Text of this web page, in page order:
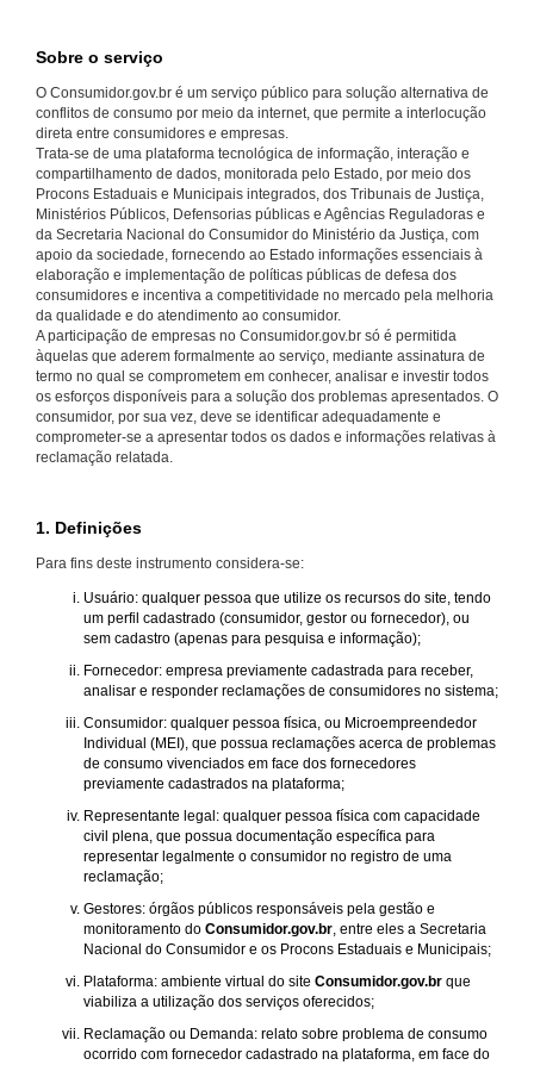
Sobre o serviço
O Consumidor.gov.br é um serviço público para solução alternativa de
conflitos de consumo por meio da internet, que permite a interlocução
direta entre consumidores e empresas.
Trata-se de uma plataforma tecnológica de informação, interação e
compartilhamento de dados, monitorada pelo Estado, por meio dos
Procons Estaduais e Municipais integrados, dos Tribunais de Justiça,
Ministérios Públicos, Defensorias públicas e Agências Reguladoras e
da Secretaria Nacional do Consumidor do Ministério da Justiça, com
apoio da sociedade, fornecendo ao Estado informações essenciais à
elaboração e implementação de políticas públicas de defesa dos
consumidores e incentiva a competitividade no mercado pela melhoria
da qualidade e do atendimento ao consumidor.
A participação de empresas no Consumidor.gov.br só é permitida
àquelas que aderem formalmente ao serviço, mediante assinatura de
termo no qual se comprometem em conhecer, analisar e investir todos
os esforços disponíveis para a solução dos problemas apresentados. O
consumidor, por sua vez, deve se identificar adequadamente e
comprometer-se a apresentar todos os dados e informações relativas à
reclamação relatada.
1. Definições
Para fins deste instrumento considera-se:
Usuário: qualquer pessoa que utilize os recursos do site, tendo
um perfil cadastrado (consumidor, gestor ou fornecedor), ou
sem cadastro (apenas para pesquisa e informação);
Fornecedor: empresa previamente cadastrada para receber,
analisar e responder reclamações de consumidores no sistema;
Consumidor: qualquer pessoa física, ou Microempreendedor
Individual (MEI), que possua reclamações acerca de problemas
de consumo vivenciados em face dos fornecedores
previamente cadastrados na plataforma;
Representante legal: qualquer pessoa física com capacidade
civil plena, que possua documentação específica para
representar legalmente o consumidor no registro de uma
reclamação;
Gestores: órgãos públicos responsáveis pela gestão e
monitoramento do Consumidor.gov.br, entre eles a Secretaria
Nacional do Consumidor e os Procons Estaduais e Municipais;
Plataforma: ambiente virtual do site Consumidor.gov.br que
viabiliza a utilização dos serviços oferecidos;
Reclamação ou Demanda: relato sobre problema de consumo
ocorrido com fornecedor cadastrado na plataforma, em face do